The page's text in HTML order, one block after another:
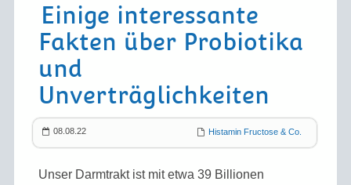
Einige interessante
Fakten über Probiotika
und
Unverträglichkeiten
08.08.22 Histamin Fructose & Co.
Unser Darmtrakt ist mit etwa 39 Billionen